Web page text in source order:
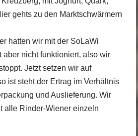
gehts zu den Marktschwärmern
hatten wir mit der SoLaWi
aber nicht funktioniert, also wir
Jetzt setzen wir auf
ist steht der Ertrag im Verhältnis
und Auslieferung. Wir
alle Rinder-Wiener einzeln